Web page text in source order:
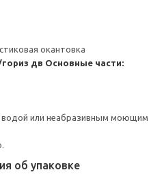
окантовка
дв Основные части:
или неабразивным моющим
об упаковке